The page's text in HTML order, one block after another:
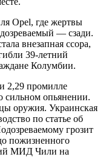
Opel, где жертвы
— сзади.
внезапная ссора,
39-летний
Колумбии.
2,29 промилле
сильном опьянении.
оружия. Украинская
по статье об
грозит
пожизненного
МИД Чили на